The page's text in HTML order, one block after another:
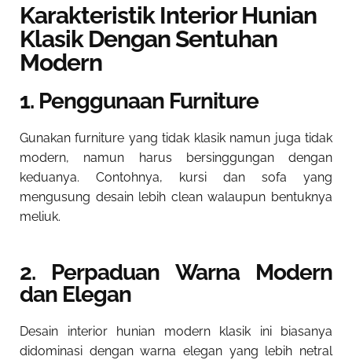
Karakteristik Interior Hunian
Klasik Dengan Sentuhan
Modern
1. Penggunaan Furniture
Gunakan furniture yang tidak klasik namun juga tidak
modern, namun harus bersinggungan dengan
keduanya. Contohnya, kursi dan sofa yang
mengusung desain lebih clean walaupun bentuknya
meliuk.
2. Perpaduan Warna Modern
dan Elegan
Desain interior hunian modern klasik ini biasanya
didominasi dengan warna elegan yang lebih netral